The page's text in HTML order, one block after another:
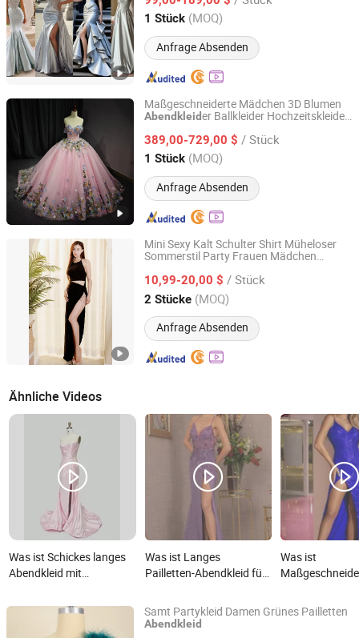
1 Stück (MOQ)
Anfrage Absenden
Jiangsu, China Seit 2013
Maßgeschneiderte Mädchen 3D Blumen
Abendkleider Ballkleider Hochzeitskleider
389,00-729,00 $ / Stück
1 Stück (MOQ)
Anfrage Absenden
Suzhou Gilka Trading Co., Ltd.
Jiangsu, China Seit 2022
Mini Sexy Kalt Schulter Shirt Müheloser
Sommerstil Party Frauen Mädchen
Gestrickt Lässig Strand Westliche Mode
Kleid
10,99-20,00 $ / Stück
2 Stücke (MOQ)
Anfrage Absenden
Jinan Nanfei Information Technology Co., Ltd.
Shandong, China Seit 2024
Ähnliche Videos
Was ist Schickes langes
Abendkleid mit
Spitzen-Details
Was ist Langes
Pailletten-Abendkleid für
Hochzeiten,
Abschlussbälle oder
Was ist
Abendkleid
Samt Partykleid Damen Grünes Pailletten
Abendkleid
Guangzhou Yuanfeng Textile Technology Co., Ltd.